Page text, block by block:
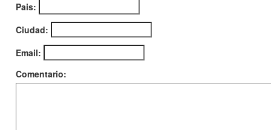
Pais:
Ciudad:
Email:
Comentario: